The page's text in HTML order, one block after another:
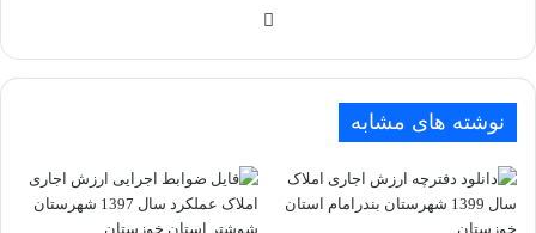
نوشته های مشابه